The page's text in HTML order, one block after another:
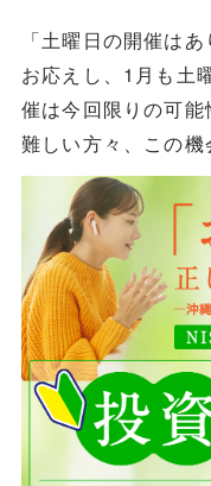
「土曜日の開催は
お応えし、1月も土
催は今回限りの可
難しい方々、この機